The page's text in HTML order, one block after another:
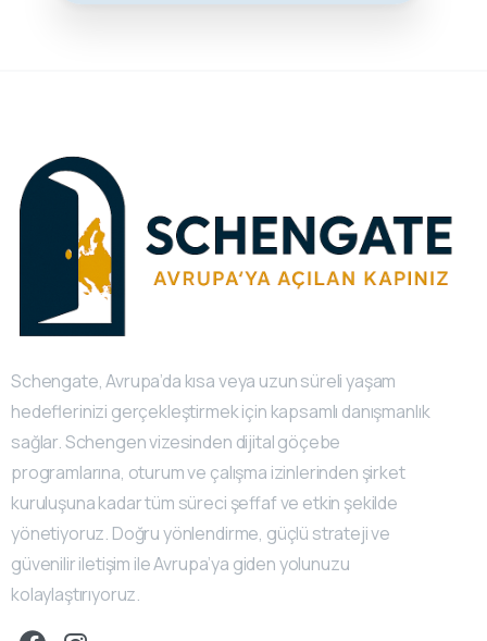
Schengate, Avrupa’da kısa veya uzun süreli yaşam
hedeflerinizi gerçekleştirmek için kapsamlı danışmanlık
sağlar. Schengen vizesinden dijital göçebe
programlarına, oturum ve çalışma izinlerinden şirket
kuruluşuna kadar tüm süreci şeffaf ve etkin şekilde
yönetiyoruz. Doğru yönlendirme, güçlü strateji ve
güvenilir iletişim ile Avrupa’ya giden yolunuzu
kolaylaştırıyoruz.